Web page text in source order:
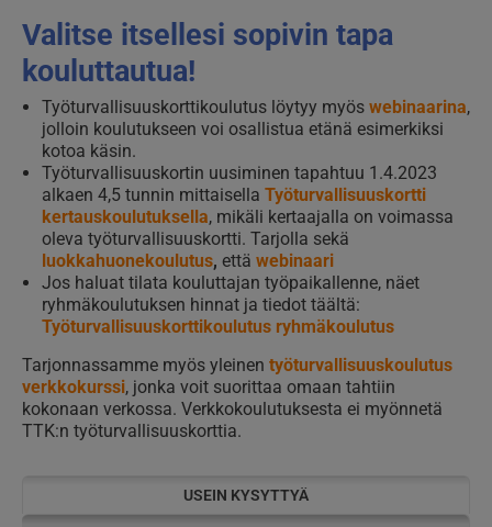
Valitse itsellesi sopivin tapa
kouluttautua!
Työturvallisuuskorttikoulutus löytyy myös webinaarina,
jolloin koulutukseen voi osallistua etänä esimerkiksi
kotoa käsin.
Työturvallisuuskortin uusiminen tapahtuu 1.4.2023
alkaen 4,5 tunnin mittaisella Työturvallisuuskortti
kertauskoulutuksella, mikäli kertaajalla on voimassa
oleva työturvallisuuskortti. Tarjolla sekä
luokkahuonekoulutus, että webinaari
Jos haluat tilata kouluttajan työpaikallenne, näet
ryhmäkoulutuksen hinnat ja tiedot täältä:
Työturvallisuuskorttikoulutus ryhmäkoulutus
Tarjonnassamme myös yleinen työturvallisuuskoulutus
verkkokurssi, jonka voit suorittaa omaan tahtiin
kokonaan verkossa. Verkkokoulutuksesta ei myönnetä
TTK:n työturvallisuuskorttia.
USEIN KYSYTTYÄ